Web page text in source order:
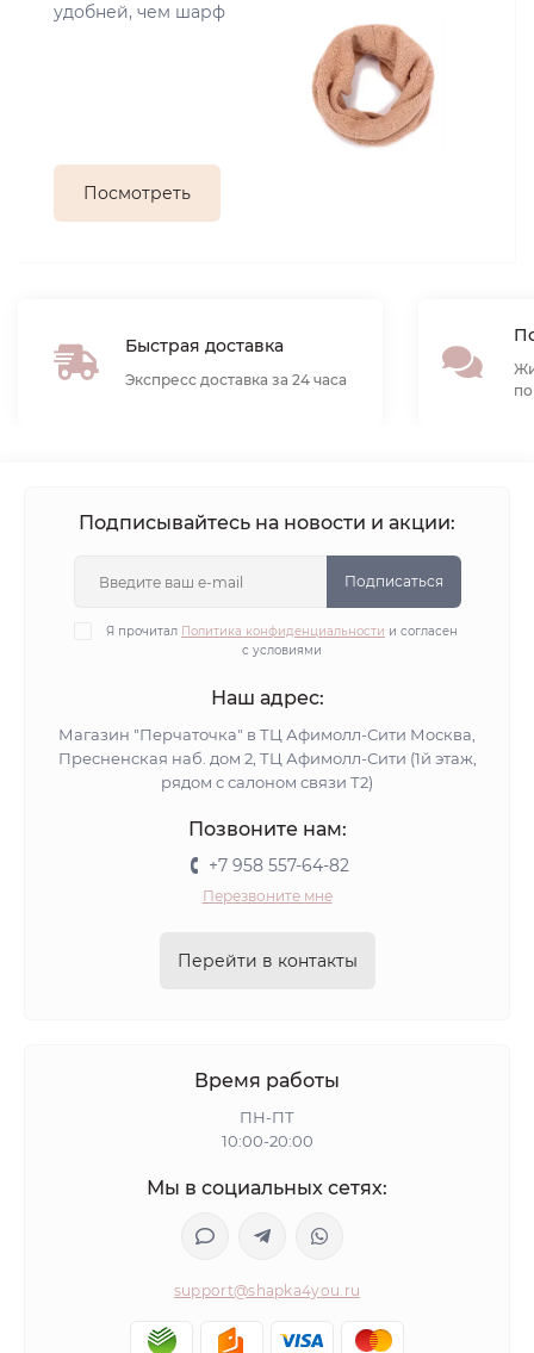
удобней, чем шарф
Посмотреть
Быстрая доставка
Экспресс доставка за 24 часа
Подписывайтесь на новости и акции:
Подписаться
Я прочитал Политика конфиденциальности и согласен
с условиями
Наш адрес:
Магазин "Перчаточка" в ТЦ Афимолл-Сити Москва,
Пресненская наб. дом 2, ТЦ Афимолл-Сити (1й этаж,
рядом с салоном связи Т2)
Позвоните нам:
+7 958 557-64-82
Перезвоните мне
Перейти в контакты
Время работы
ПН-ПТ
10:00-20:00
Мы в социальных сетях:
support@shapka4you.ru